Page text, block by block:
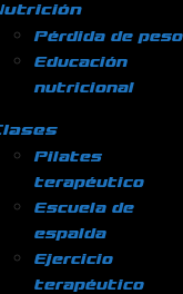
Pérdida de peso
Educación
nutricional
Pilates
terapéutico
Escuela de
espalda
Ejercicio
terapéutico